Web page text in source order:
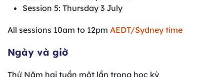
Session 5: Thursday 3 July
All sessions 10am to 12pm AEDT/Sydney time
Ngày và giờ
Thứ Năm hai tuần một lần trong học kỳ